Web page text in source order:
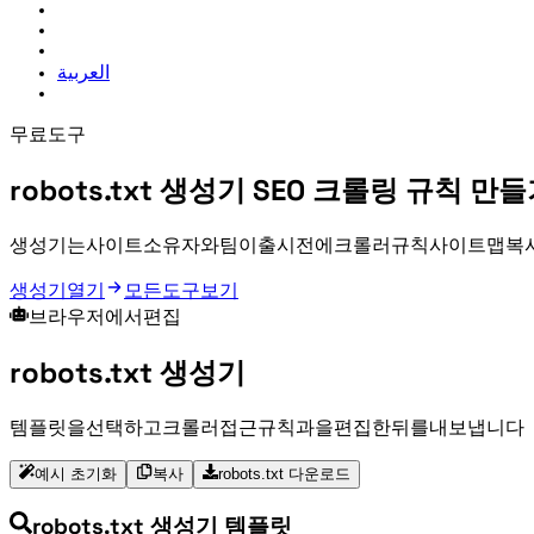
العربية
무료 SEO 도구
robots.txt 생성기 SEO 크롤링 규칙 만들
robots.txt 생성기는 사이트 소유자와 SEO 팀이 출시 전에 크롤러 규칙, 사이
robots.txt 생성기 열기
모든 도구 보기
브라우저에서 robots.txt 편집
robots.txt 생성기
템플릿을 선택하고 크롤러 접근 규칙과 Sitemap URL을 편집한 뒤 robots.txt를 내보냅니다.
예시 초기화 복사 robots.txt 다운로드
robots.txt 생성기 템플릿